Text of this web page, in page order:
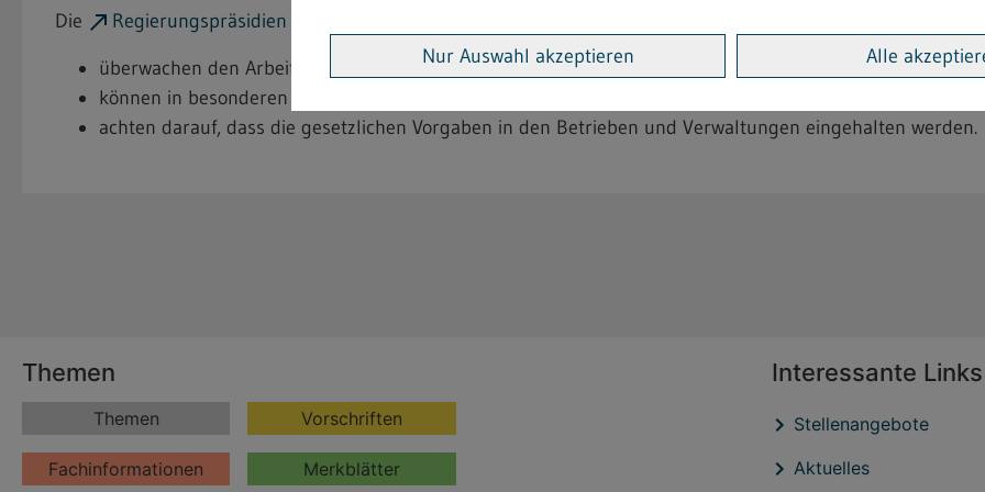
Die
Regierungspräsidien
überwachen den Arbeitsschutz für schwangere und stillende Frauen in den Betrieben
können in besonderen Fällen ausnahmsweise die Kündigung Schwangerer für zulässig erklären
achten darauf, dass die gesetzlichen Vorgaben in den Betrieben und Verwaltungen eingehalten werden.
Nur Auswahl akzeptieren Alle
Themen
Themen Vorschriften
Fachinformationen Merkblätter
Interessante Links
Stellenangebote
Aktuelles